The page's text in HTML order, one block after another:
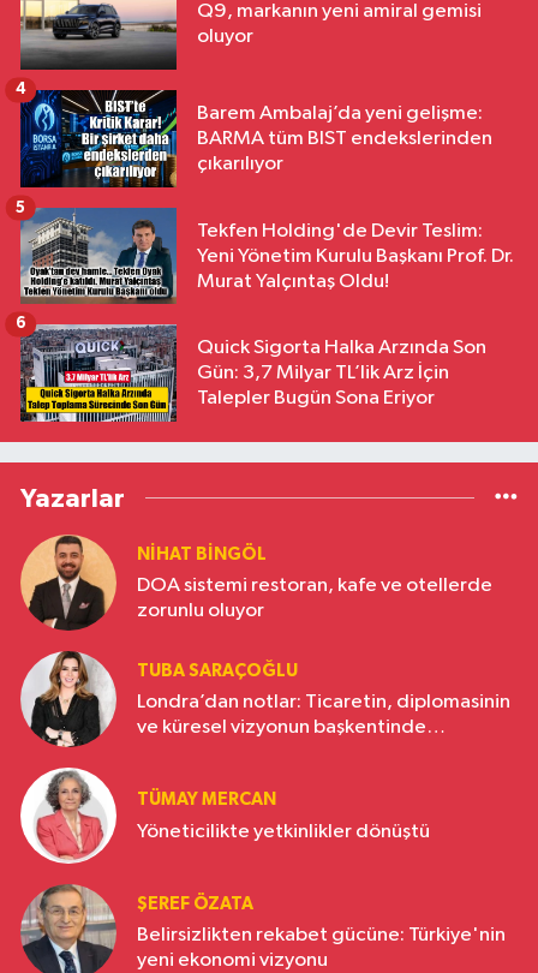
Q9, markanın yeni amiral gemisi
oluyor
Barem Ambalaj’da yeni gelişme:
BARMA tüm BIST endekslerinden
çıkarılıyor
4
Tekfen Holding'de Devir Teslim:
Yeni Yönetim Kurulu Başkanı Prof. Dr.
Murat Yalçıntaş Oldu!
5
Quick Sigorta Halka Arzında Son
Gün: 3,7 Milyar TL’lik Arz İçin
Talepler Bugün Sona Eriyor
6
Yazarlar
NIHAT BINGÖL
DOA sistemi restoran, kafe ve otellerde
zorunlu oluyor
TUBA SARAÇOĞLU
Londra’dan notlar: Ticaretin, diplomasinin
ve küresel vizyonun başkentinde
TÜMAY MERCAN
Yöneticilikte yetkinlikler dönüştü
ŞEREF ÖZATA
Belirsizlikten rekabet gücüne: Türkiye'nin
yeni ekonomi vizyonu